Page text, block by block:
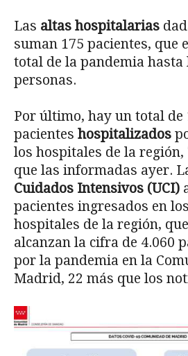
Las altas hospitalarias
suman 175 pacientes, que
total de la pandemia hasta
personas.
Por último, hay un total de
pacientes hospitalizados
los hospitales de la región,
que las informadas ayer.
Cuidados Intensivos (UCI)
pacientes ingresados en
hospitales de la región,
alcanzan la cifra de 4.060
por la pandemia en la
Madrid, 22 más que los